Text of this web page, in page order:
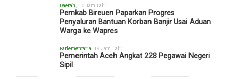
Daerah , 16 Jam Lalu
Pemkab Bireuen Paparkan Progres
Penyaluran Bantuan Korban Banjir Usai Aduan
Warga ke Wapres
Parlementaria , 19 Jam Lalu
Pemerintah Aceh Angkat 228 Pegawai Negeri
Sipil